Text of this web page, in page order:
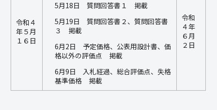
令和４
年５月
１６日
5月18日 質問回答書１ 掲載
5月19日 質問回答書２、質問回答書
３ 掲載
6月2日 予定価格、公表用設計書、価
格以外の評価点 掲載
6月9日 入札経過、総合評価点、失格
基準価格 掲載
令和
４年
６月
２日